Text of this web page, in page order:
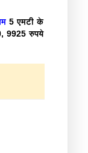
5 एमटी के
9925 रुपये